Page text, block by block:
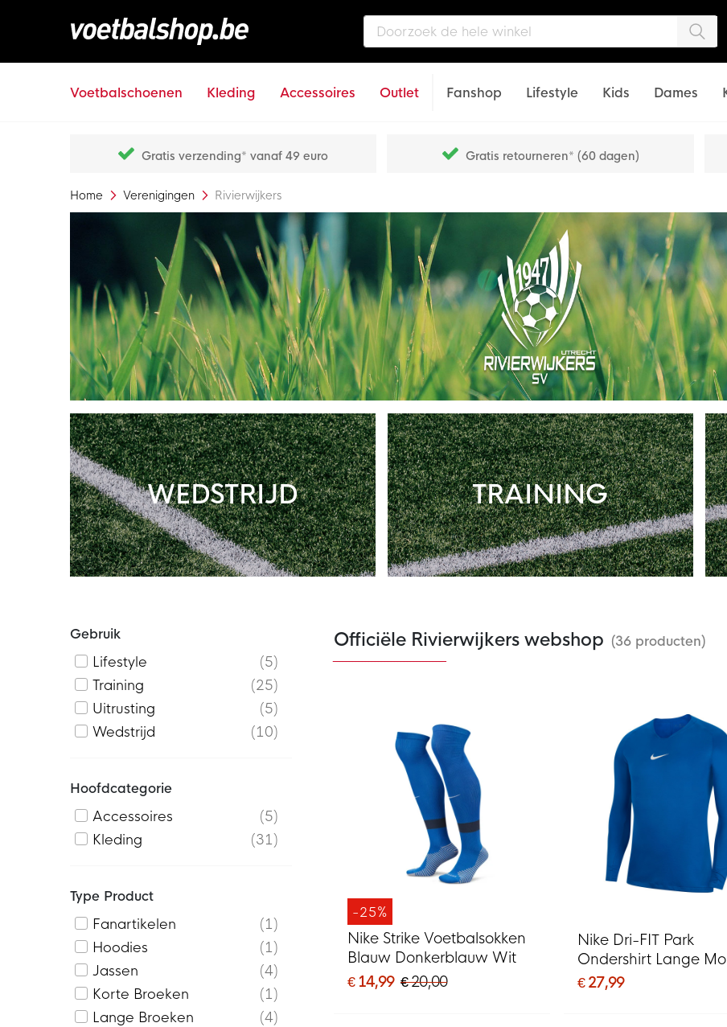
Voetbalschoenen Kleding Accessoires Outlet Fanshop Lifestyle Kids Dames
Gratis verzending* vanaf 49 euro Gratis retourneren* (60 dagen)
Home Verenigingen Rivierwijkers
WEDSTRIJD TRAINING
Officiële Rivierwijkers webshop (36 producten)
-25%
Nike Strike Voetbalsokken
Blauw Donkerblauw Wit
€ 14,99 € 20,00
Nike Dri-FIT Park
Ondershirt Lange
Blauw Wit
€ 27,99
Gebruik
Lifestyle
5
Training
25
Uitrusting
5
Wedstrijd
10
Hoofdcategorie
Accessoires
5
Kleding
31
Type Product
Fanartikelen
1
Hoodies
1
Jassen
4
Korte Broeken
1
Lange Broeken
4